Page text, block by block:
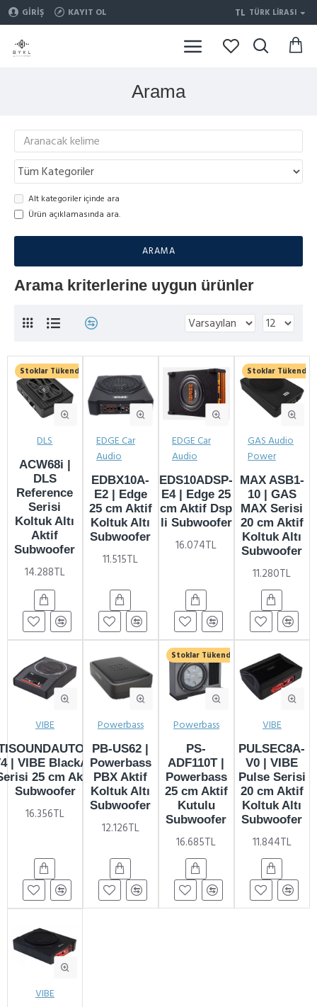
GIRIŞ KAYIT OL TL TÜRK LIRASI
Arama
Alt kategoriler içinde ara
Ürün açıklamasında ara.
ARAMA
Arama kriterlerine uygun ürünler
YENI
Stoklar Tükendi
DLS
ACW68i |
DLS
Reference
Serisi
Koltuk Altı
Aktif
Subwoofer
14.288TL
EDGE Car
Audio
EDBX10A-
E2 | Edge
25 cm Aktif
Koltuk Altı
Subwoofer
11.515TL
EDGE Car
Audio
EDS10ADSP-
E4 | Edge 25
cm Aktif Dsp
li Subwoofer
16.074TL
YENI
Stoklar Tükendi
GAS Audio
Power
MAX ASB1-
10 | GAS
MAX Serisi
20 cm Aktif
Koltuk Altı
Subwoofer
11.280TL
VIBE
| VIBE BlackAir
25 cm Aktif
Subwoofer
16.356TL
Powerbass
PB-US62 |
Powerbass
PBX Aktif
Koltuk Altı
Subwoofer
12.126TL
Stoklar Tükendi
Powerbass
PS-
ADF110T |
Powerbass
25 cm Aktif
Kutulu
Subwoofer
16.685TL
VIBE
PULSEC8A-
V0 | VIBE
Pulse Serisi
20 cm Aktif
Koltuk Altı
Subwoofer
11.844TL
VIBE